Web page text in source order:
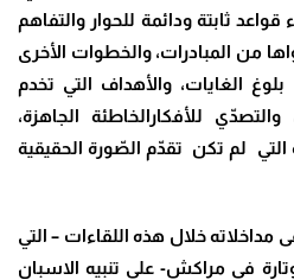
قواعد ثابتة ودائمة للحوار والتفاهم
من المبادرات، والخطوات الأخرى
الغايات، والأهداف التي تخدم
للأفكارالخاطئة الجاهزة،
لم تكن تقدّم الصّورة الحقيقية
خلال هذه اللقاءات – التي
فى مراكش- على تنبيه الاسبان